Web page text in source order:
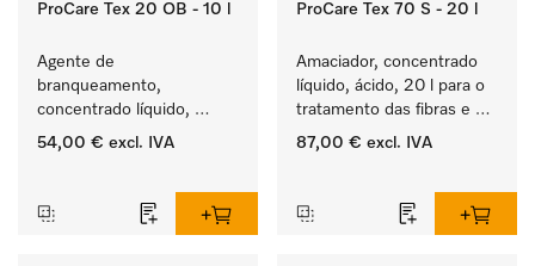
ProCare Tex 20 OB - 10 l
Agente de
branqueamento,
concentrado líquido,
ácido, 10 l para a remoção
54,00 € excl. IVA
ProCare Tex 70 S - 20 l
Amaciador, concentrado
líquido, ácido, 20 l para o
tratamento das fibras e
uma suavidade duradoura
87,00 € excl. IVA